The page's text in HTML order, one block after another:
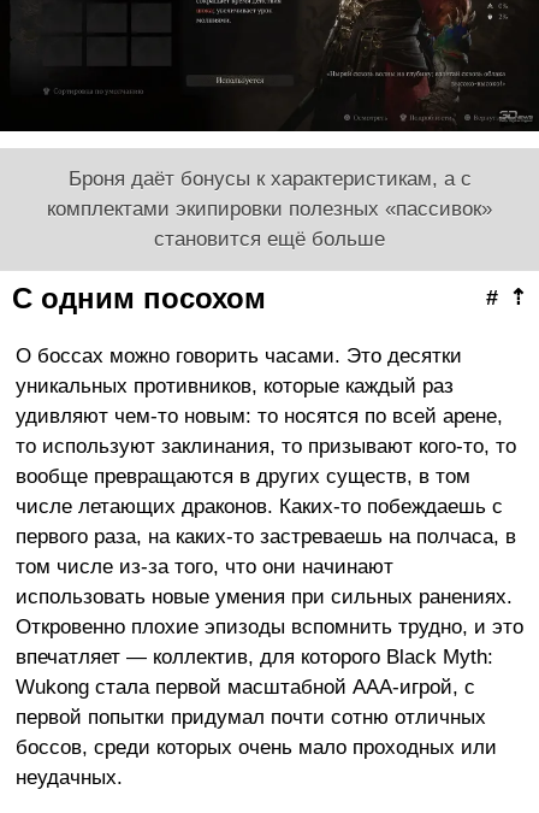
Броня даёт бонусы к характеристикам, а с
комплектами экипировки полезных «пассивок»
становится ещё больше
⇡
#
С одним посохом
О боссах можно говорить часами. Это десятки
уникальных противников, которые каждый раз
удивляют чем-то новым: то носятся по всей арене,
то используют заклинания, то призывают кого-то, то
вообще превращаются в других существ, в том
числе летающих драконов. Каких-то побеждаешь с
первого раза, на каких-то застреваешь на полчаса, в
том числе из-за того, что они начинают
использовать новые умения при сильных ранениях.
Откровенно плохие эпизоды вспомнить трудно, и это
впечатляет — коллектив, для которого Black Myth:
Wukong стала первой масштабной ААА-игрой, с
первой попытки придумал почти сотню отличных
боссов, среди которых очень мало проходных или
неудачных.